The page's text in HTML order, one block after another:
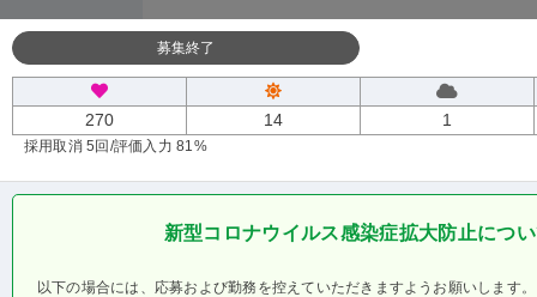
募集終了
270 14 1
採用取消 5回 /評価入力 81%
新型コロナウイルス感染症拡大防止につ
以下の場合には、応募および勤務を控えていただきますようお願いします。